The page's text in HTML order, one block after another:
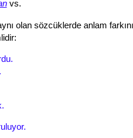
vs.
olan sözcüklerde anlam